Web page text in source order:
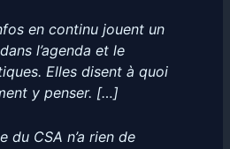
en continu jouent un
l’agenda et le
Elles disent à quoi
y penser. […]
CSA n’a rien de